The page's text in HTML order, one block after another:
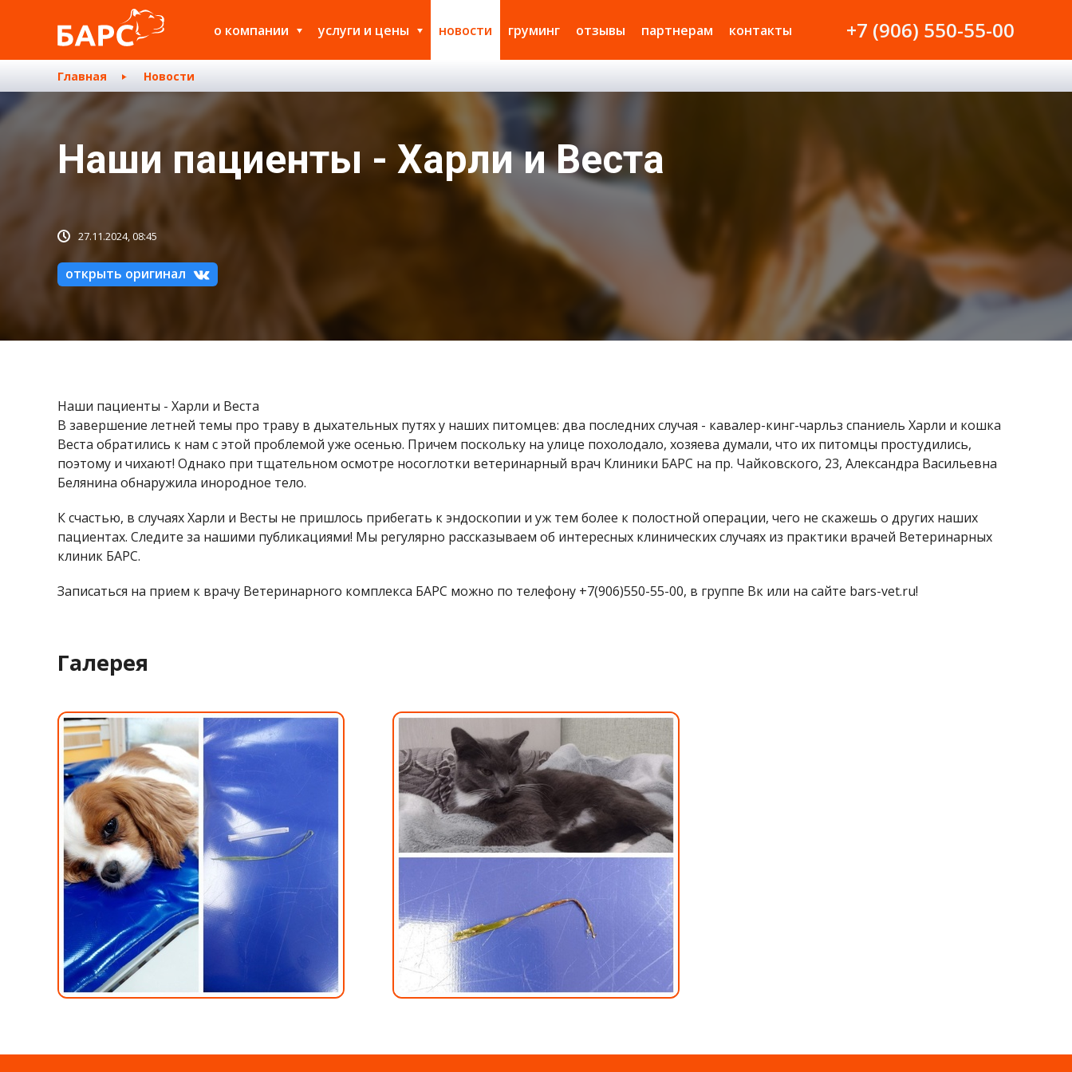
о компании услуги и цены новости груминг отзывы партнерам контакты +7 (906) 550-55-00
Главная Новости
Наши пациенты - Харли и Веста
27.11.2024, 08:45
открыть оригинал
Наши пациенты - Харли и Веста
В завершение летней темы про траву в дыхательных путях у наших питомцев: два последних случая - кавалер-кинг-чарльз спаниель Харли и кошка
Веста обратились к нам с этой проблемой уже осенью. Причем поскольку на улице похолодало, хозяева думали, что их питомцы простудились,
поэтому и чихают! Однако при тщательном осмотре носоглотки ветеринарный врач Клиники БАРС на пр. Чайковского, 23, Александра Васильевна
Белянина обнаружила инородное тело.
К счастью, в случаях Харли и Весты не пришлось прибегать к эндоскопии и уж тем более к полостной операции, чего не скажешь о других наших
пациентах. Следите за нашими публикациями! Мы регулярно рассказываем об интересных клинических случаях из практики врачей Ветеринарных
клиник БАРС.
Записаться на прием к врачу Ветеринарного комплекса БАРС можно по телефону +7(906)550-55-00, в группе Вк или на сайте bars-vet.ru!
Галерея